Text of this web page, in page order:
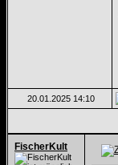
20.01.2025 14:10
FischerKult